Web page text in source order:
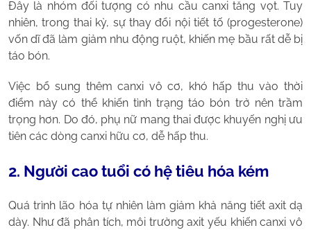
Đây là nhóm đối tượng có nhu cầu canxi tăng vọt. Tuy
nhiên, trong thai kỳ, sự thay đổi nội tiết tố (progesterone)
vốn dĩ đã làm giảm nhu động ruột, khiến mẹ bầu rất dễ bị
táo bón.
Việc bổ sung thêm canxi vô cơ, khó hấp thu vào thời
điểm này có thể khiến tình trạng táo bón trở nên trầm
trọng hơn. Do đó, phụ nữ mang thai được khuyến nghị ưu
tiên các dòng canxi hữu cơ, dễ hấp thu.
2. Người cao tuổi có hệ tiêu hóa kém
Quá trình lão hóa tự nhiên làm giảm khả năng tiết axit dạ
dày. Như đã phân tích, môi trường axit yếu khiến canxi vô